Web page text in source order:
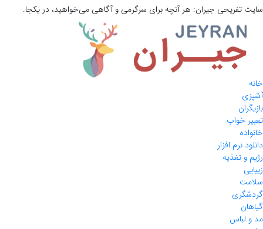
سایت تفریحی جیران: هر آنچه برای سرگرمی و آگاهی می‌خواهید، در یکجا.
خانه
آشپزی
بازیگران
تعبیر خواب
خانواده
دانلود نرم افزار
رژیم و تغذیه
زیبایی
سلامت
گردشگری
گیاهان
مد و لباس